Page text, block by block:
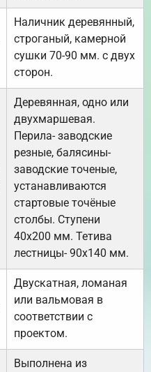
Наличник деревянный,
строганый, камерной
сушки 70-90 мм. с двух
сторон.
Деревянная, одно или
двухмаршевая.
Перила- заводские
резные, балясины-
заводские точеные,
устанавливаются
стартовые точёные
столбы. Ступени
40х200 мм. Тетива
лестницы- 90х140 мм.
Двускатная, ломаная
или вальмовая в
соответствии с
проектом.
Выполнена из